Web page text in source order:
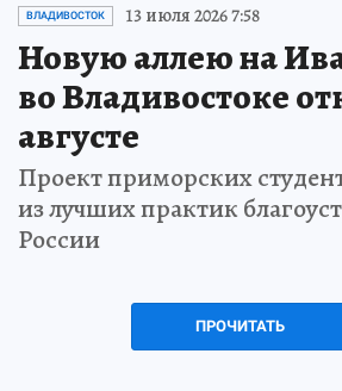
ВЛАДИВОСТОК 13 июля 2026 7:58
Новую аллею на
во Владивостоке
августе
Проект приморских
из лучших практик
России
ПРОЧИТАТЬ